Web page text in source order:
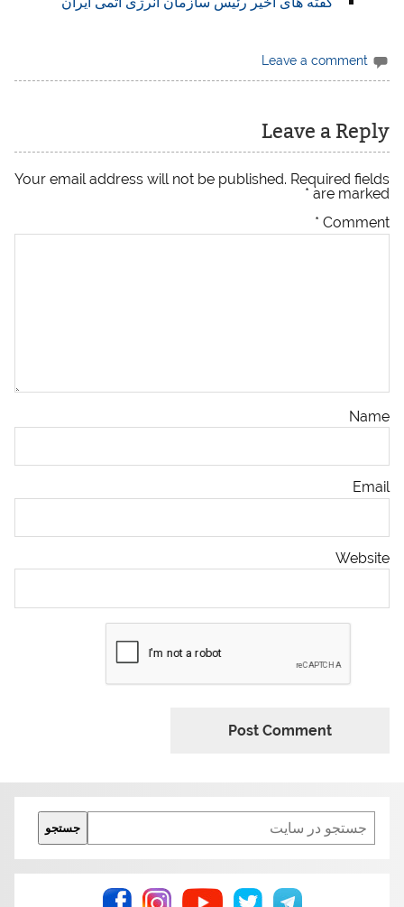
Leave a comment
Leave a Reply
Your email address will not be published. Required fields
are marked
*
Comment
*
Name
Email
Website
Search
جستجو